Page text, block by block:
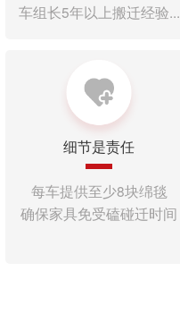
车组长5年以上搬迁经验...
细节是责任
每车提供至少8块绵毯
确保家具免受磕碰迁时间